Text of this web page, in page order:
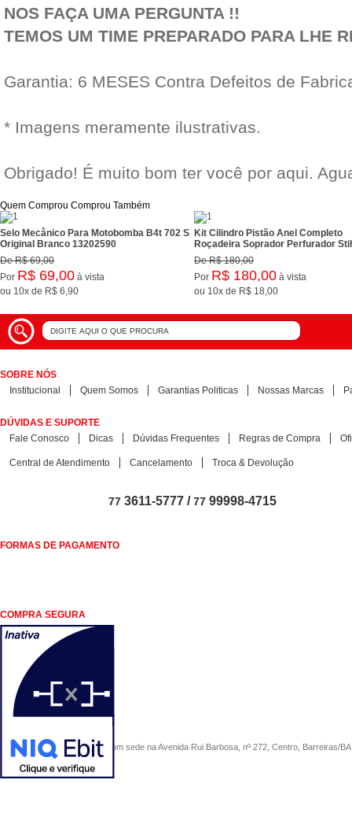
NOS FAÇA UMA PERGUNTA !!
TEMOS UM TIME PREPARADO PARA LHE
Garantia: 6 MESES Contra Defeitos de
* Imagens meramente ilustrativas.
Obrigado! É muito bom ter você por aqui.
Quem Comprou Comprou Também
Selo Mecânico Para Motobomba B4t 702 S
Original Branco 13202590
DeR$ 69,00
Por R$ 69,00 à vista
ou 10x de R$ 6,90
Kit Cilindro Pistão Anel Completo
Roçadeira Soprador Perfurador
DeR$ 180,00
Por R$ 180,00 à vista
ou 10x de R$ 18,00
SOBRE NÓS
Institucional
Quem Somos Garantias Politicas Nossas Marcas
DÚVIDAS E SUPORTE
Fale Conosco
Dicas Dúvidas Frequentes Regras de Compra
Central de Atendimento Cancelamento Troca & Devolução
77 3611-5777 /77 99998-4715
FORMAS DE PAGAMENTO
COMPRA SEGURA
COMERCIAL SÃO PAULO, com sede na Avenida Rui Barbosa, nº 272, Centro, Barreiras/